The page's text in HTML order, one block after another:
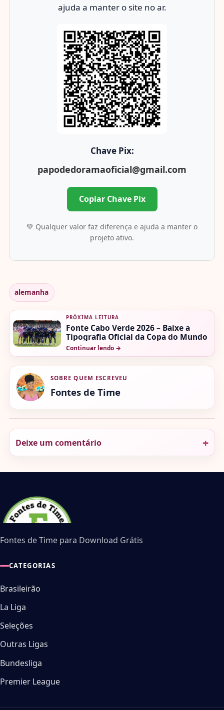
ajuda a manter o site no ar.
Chave Pix:
papodedoramaoficial@gmail.com
Copiar Chave Pix
💚 Qualquer valor faz diferença e ajuda a manter o
projeto ativo.
alemanha
PRÓXIMA LEITURA
Fonte Cabo Verde 2026 – Baixe a
Tipografia Oficial da Copa do Mundo
Continuar lendo →
SOBRE QUEM ESCREVEU
Fontes de Time
Deixe um comentário
Fontes de Time para Download Grátis
CATEGORIAS
Brasileirão
La Liga
Seleções
Outras Ligas
Bundesliga
Premier League